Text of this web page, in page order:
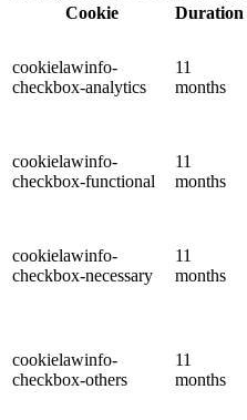
Cookie
Duration
cookielawinfo-
checkbox-analytics
11
months
cookielawinfo-
checkbox-functional
11
months
cookielawinfo-
checkbox-necessary
11
months
cookielawinfo-
checkbox-others
11
months